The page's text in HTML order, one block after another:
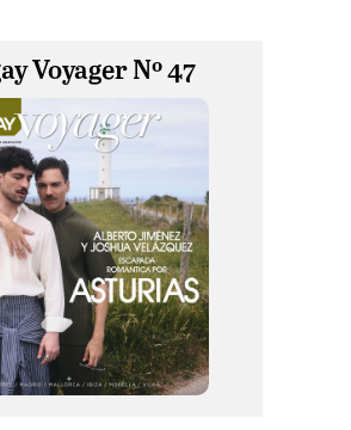
Voyager Nº 47